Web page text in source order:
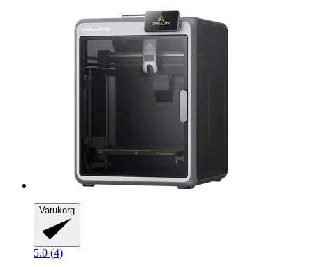
Varukorg
5.0 (4)